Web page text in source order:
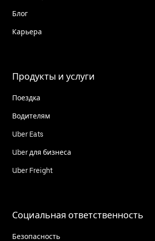
Блог
Карьера
Продукты и услуги
Поездка
Водителям
Uber Eats
Uber для бизнеса
Uber Freight
Социальная ответственность
Безопасность